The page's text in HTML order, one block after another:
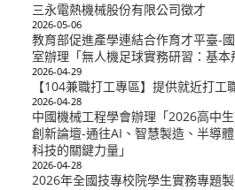
三永電熱機械股份有限公司徵才
2026-05-06
教育部促進產學連結合作育才平臺-
室辦理「無人機足球實務研習：基本
2026-04-29
【104兼職打工專區】提供就近打工
2026-04-28
中國機械工程學會辦理「2026高中
創新論壇-通往AI、智慧製造、半導
科技的關鍵力量」
2026-04-28
2026年全國技專校院學生實務專題